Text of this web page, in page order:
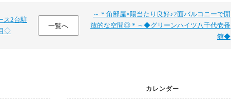
ス2台駐
◇
一覧へ
～＊角部屋×陽当たり良好♪2面バルコニーで開
放的な空間◎＊～◆グリーンハイツ八千代壱番
館◆
カレンダー